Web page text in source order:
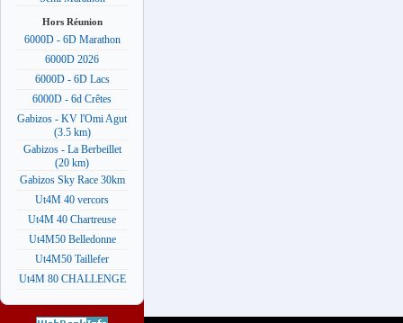
Hors Réunion
6000D - 6D Marathon
6000D 2026
6000D - 6D Lacs
6000D - 6d Crêtes
Gabizos - KV l'Omi Agut
(3.5 km)
Gabizos - La Berbeillet
(20 km)
Gabizos Sky Race 30km
Ut4M 40 vercors
Ut4M 40 Chartreuse
Ut4M50 Belledonne
Ut4M50 Taillefer
Ut4M 80 CHALLENGE